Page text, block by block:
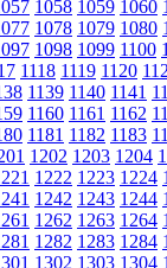
1058 1059 1060
1078 1079 1080
1098 1099 1100
1118 1119 1120
1139 1140 1141
1160 1161 1162
1181 1182 1183
1202 1203 1204
1222 1223 1224
1242 1243 1244
1262 1263 1264
1282 1283 1284
1302 1303 1304